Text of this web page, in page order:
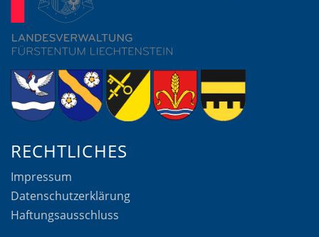
RECHTLICHES
Impressum
Datenschutzerklärung
Haftungsausschluss